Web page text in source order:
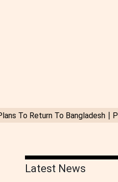
Latest News